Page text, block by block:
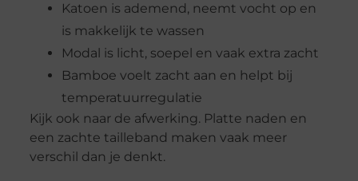
Katoen is ademend, neemt vocht op en
is makkelijk te wassen
Modal is licht, soepel en vaak extra zacht
Bamboe voelt zacht aan en helpt bij
temperatuurregulatie
Kijk ook naar de afwerking. Platte naden en
een zachte tailleband maken vaak meer
verschil dan je denkt.